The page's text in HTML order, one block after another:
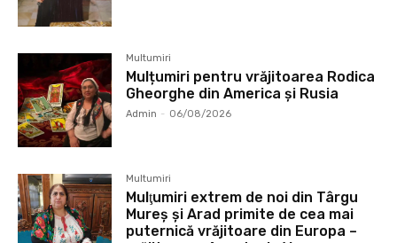
Multumiri
Mulțumiri pentru vrăjitoarea Rodica
Gheorghe din America și Rusia
Admin - 06/08/2026
Multumiri
Mulţumiri extrem de noi din Târgu
Mureș și Arad primite de cea mai
puternică vrăjitoare din Europa –